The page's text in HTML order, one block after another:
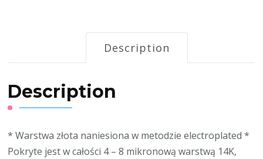
Description
Description
* Warstwa złota naniesiona w metodzie electroplated *
Pokryte jest w całości 4 – 8 mikronową warstwą 14K,